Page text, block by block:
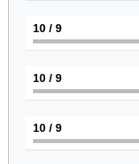
9
/ 10
9
/ 10
9
/ 10